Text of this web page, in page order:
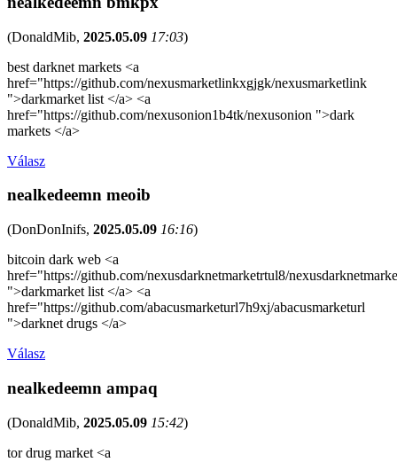
(DonaldMib, 2025.05.09 17:03)
best darknet markets <a
href="https://github.com/nexusmarketlinkxgjgk/nexusmarketlink
">darkmarket list </a> <a
href="https://github.com/nexusonion1b4tk/nexusonion ">dark
markets </a>
Válasz
nealkedeemn meoib
(DonDonInifs, 2025.05.09 16:16)
bitcoin dark web <a
href="https://github.com/nexusdarknetmarketrtul8/
">darkmarket list </a> <a
href="https://github.com/abacusmarketurl7h9xj/abacusmarketurl
">darknet drugs </a>
Válasz
nealkedeemn ampaq
(DonaldMib, 2025.05.09 15:42)
tor drug market <a